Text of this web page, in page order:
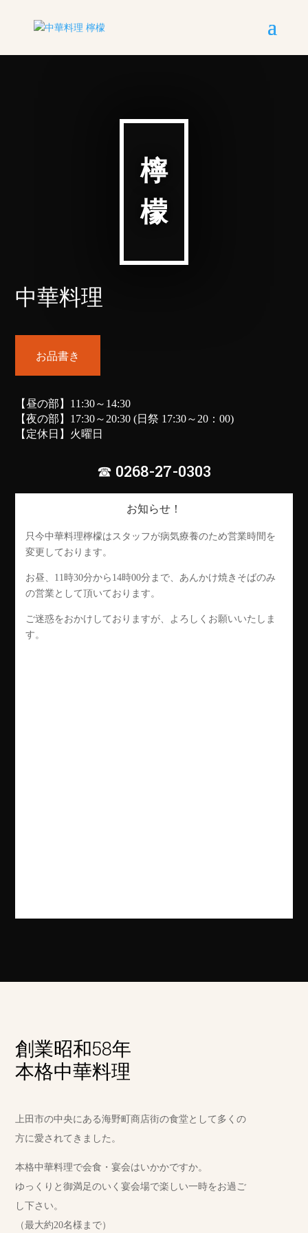
檸
檬
中華料理
お品書き
【昼の部】11:30～14:30
【夜の部】17:30～20:30 (日祭 17:30～20：00)
【定休日】火曜日
☎ 0268-27-0303
お知らせ！
只今中華料理檸檬はスタッフが病気療養のため営業時間を
変更しております。
お昼、11時30分から14時00分まで、あんかけ焼きそばのみ
の営業として頂いております。
ご迷惑をおかけしておりますが、よろしくお願いいたしま
す。
創業昭和58年
本格中華料理
上田市の中央にある海野町商店街の食堂として多くの
方に愛されてきました。
本格中華料理で会食・宴会はいかかですか。
ゆっくりと御満足のいく宴会場で楽しい一時をお過ご
し下さい。
（最大約20名様まで）